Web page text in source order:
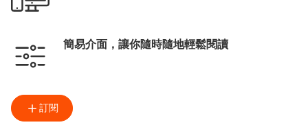
簡易介面，讓你隨時隨地輕鬆閱讀
訂閱